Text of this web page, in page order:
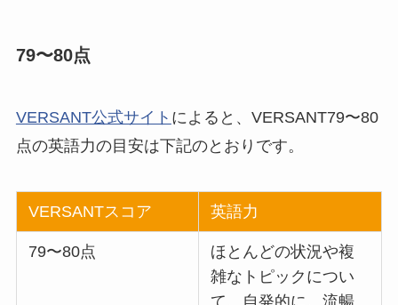
79〜80点
VERSANT公式サイト によると、VERSANT79〜80
点の英語力の目安は下記のとおりです。
VERSANTスコア 英語力
79〜80点
ほとんどの状況や複
雑なトピックについ